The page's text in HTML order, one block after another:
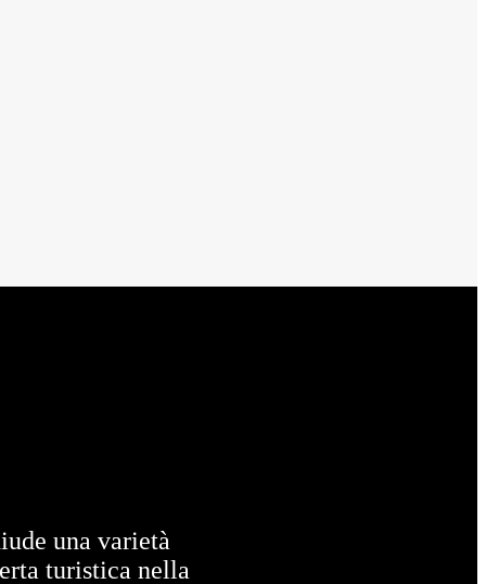
una varietà
turistica nella